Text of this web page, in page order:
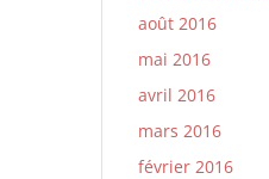
août 2016
mai 2016
avril 2016
mars 2016
février 2016